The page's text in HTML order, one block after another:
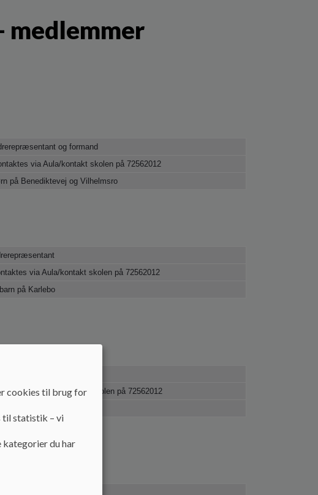
medlemmer
og formand
via Aula/kontakt skolen på 72562012
på Benediktevej og Vilhelmsro
via Aula/kontakt skolen på 72562012
på Karlebo
via Aula/kontakt skolen på 72562012
cookies til brug for
til statistik – vi
kategorier du har